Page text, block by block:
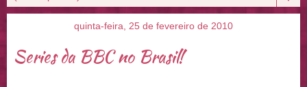
quinta-feira, 25 de fevereiro de 2010
Series da BBC no Brasil!